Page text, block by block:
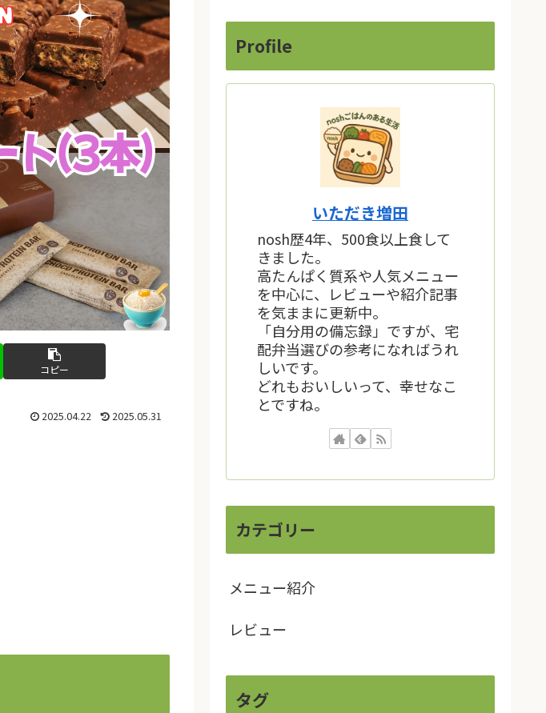
コピー
2025.04.22 2025.05.31
Profile
いただき増田
nosh歴4年、500食以上食して
きました。
高たんぱく質系や人気メニュー
を中心に、レビューや紹介記事
を気ままに更新中。
「自分用の備忘録」ですが、宅
配弁当選びの参考になればうれ
しいです。
どれもおいしいって、幸せなこ
とですね。
カテゴリー
メニュー紹介
レビュー
タグ